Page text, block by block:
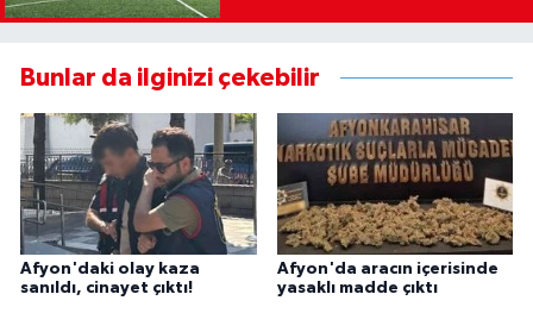
Bunlar da ilginizi çekebilir
Afyon'daki olay kaza
sanıldı, cinayet çıktı!
Afyon'da aracın içerisinde
yasaklı madde çıktı